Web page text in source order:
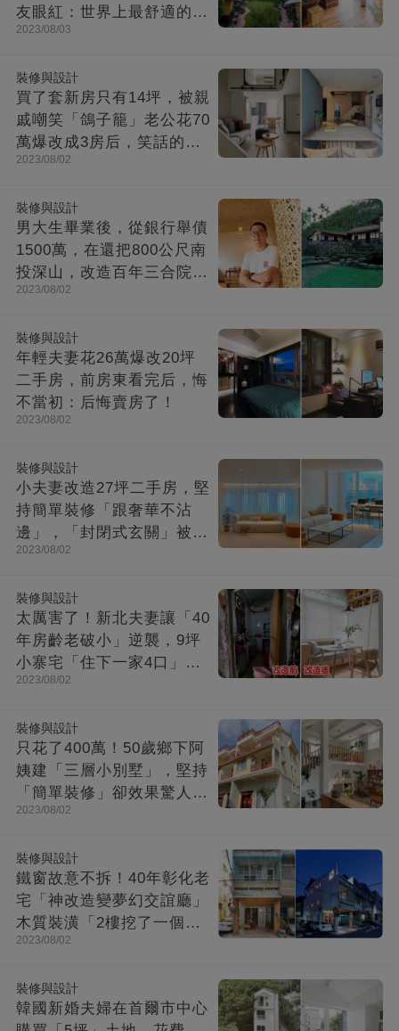
友眼紅：世界上最舒適的時
光都在這里
2023/08/03
裝修與設計
買了套新房只有14坪，被親
戚嘲笑「鴿子籠」老公花70
萬爆改成3房后，笑話的親
戚不吭聲了
2023/08/02
裝修與設計
男大生畢業後，從銀行舉債
1500萬，在還把800公尺南
投深山，改造百年三合院，
成「台灣最美民宿」!
2023/08/02
裝修與設計
年輕夫妻花26萬爆改20坪
二手房，前房東看完后，悔
不當初：后悔賣房了！
2023/08/02
裝修與設計
小夫妻改造27坪二手房，堅
持簡單裝修「跟奢華不沾
邊」，「封閉式玄關」被贊
爆：這就是夢想中的家！
2023/08/02
裝修與設計
太厲害了！新北夫妻讓「40
年房齡老破小」逆襲，9坪
小寨宅「住下一家4口」，
收納超強超舒適
2023/08/02
裝修與設計
只花了400萬！50歲鄉下阿
姨建「三層小別墅」，堅持
「簡單裝修」卻效果驚人：
一進屋就療愈了
2023/08/02
裝修與設計
鐵窗故意不拆！40年彰化老
宅「神改造變夢幻交誼廳」
木質裝潢「2樓挖了一個大
洞」走上樓美翻
2023/08/02
裝修與設計
韓國新婚夫婦在首爾市中心